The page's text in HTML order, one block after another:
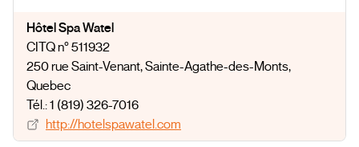
Hôtel Spa Watel
CITQ n° 511932
250 rue Saint-Venant, Sainte-Agathe-des-Monts,
Quebec
Tél.: 1 (819) 326-7016
http://hotelspawatel.com